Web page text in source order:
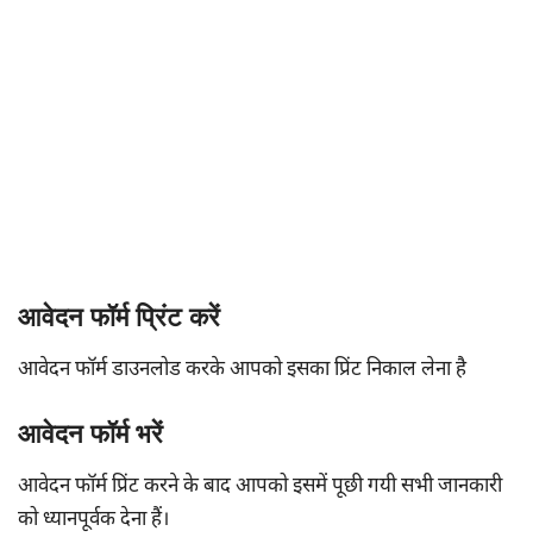
आवेदन फॉर्म प्रिंट करें
आवेदन फॉर्म डाउनलोड करके आपको इसका प्रिंट निकाल लेना है
आवेदन फॉर्म भरें
आवेदन फॉर्म प्रिंट करने के बाद आपको इसमें पूछी गयी सभी जानकारी
को ध्यानपूर्वक देना हैं।